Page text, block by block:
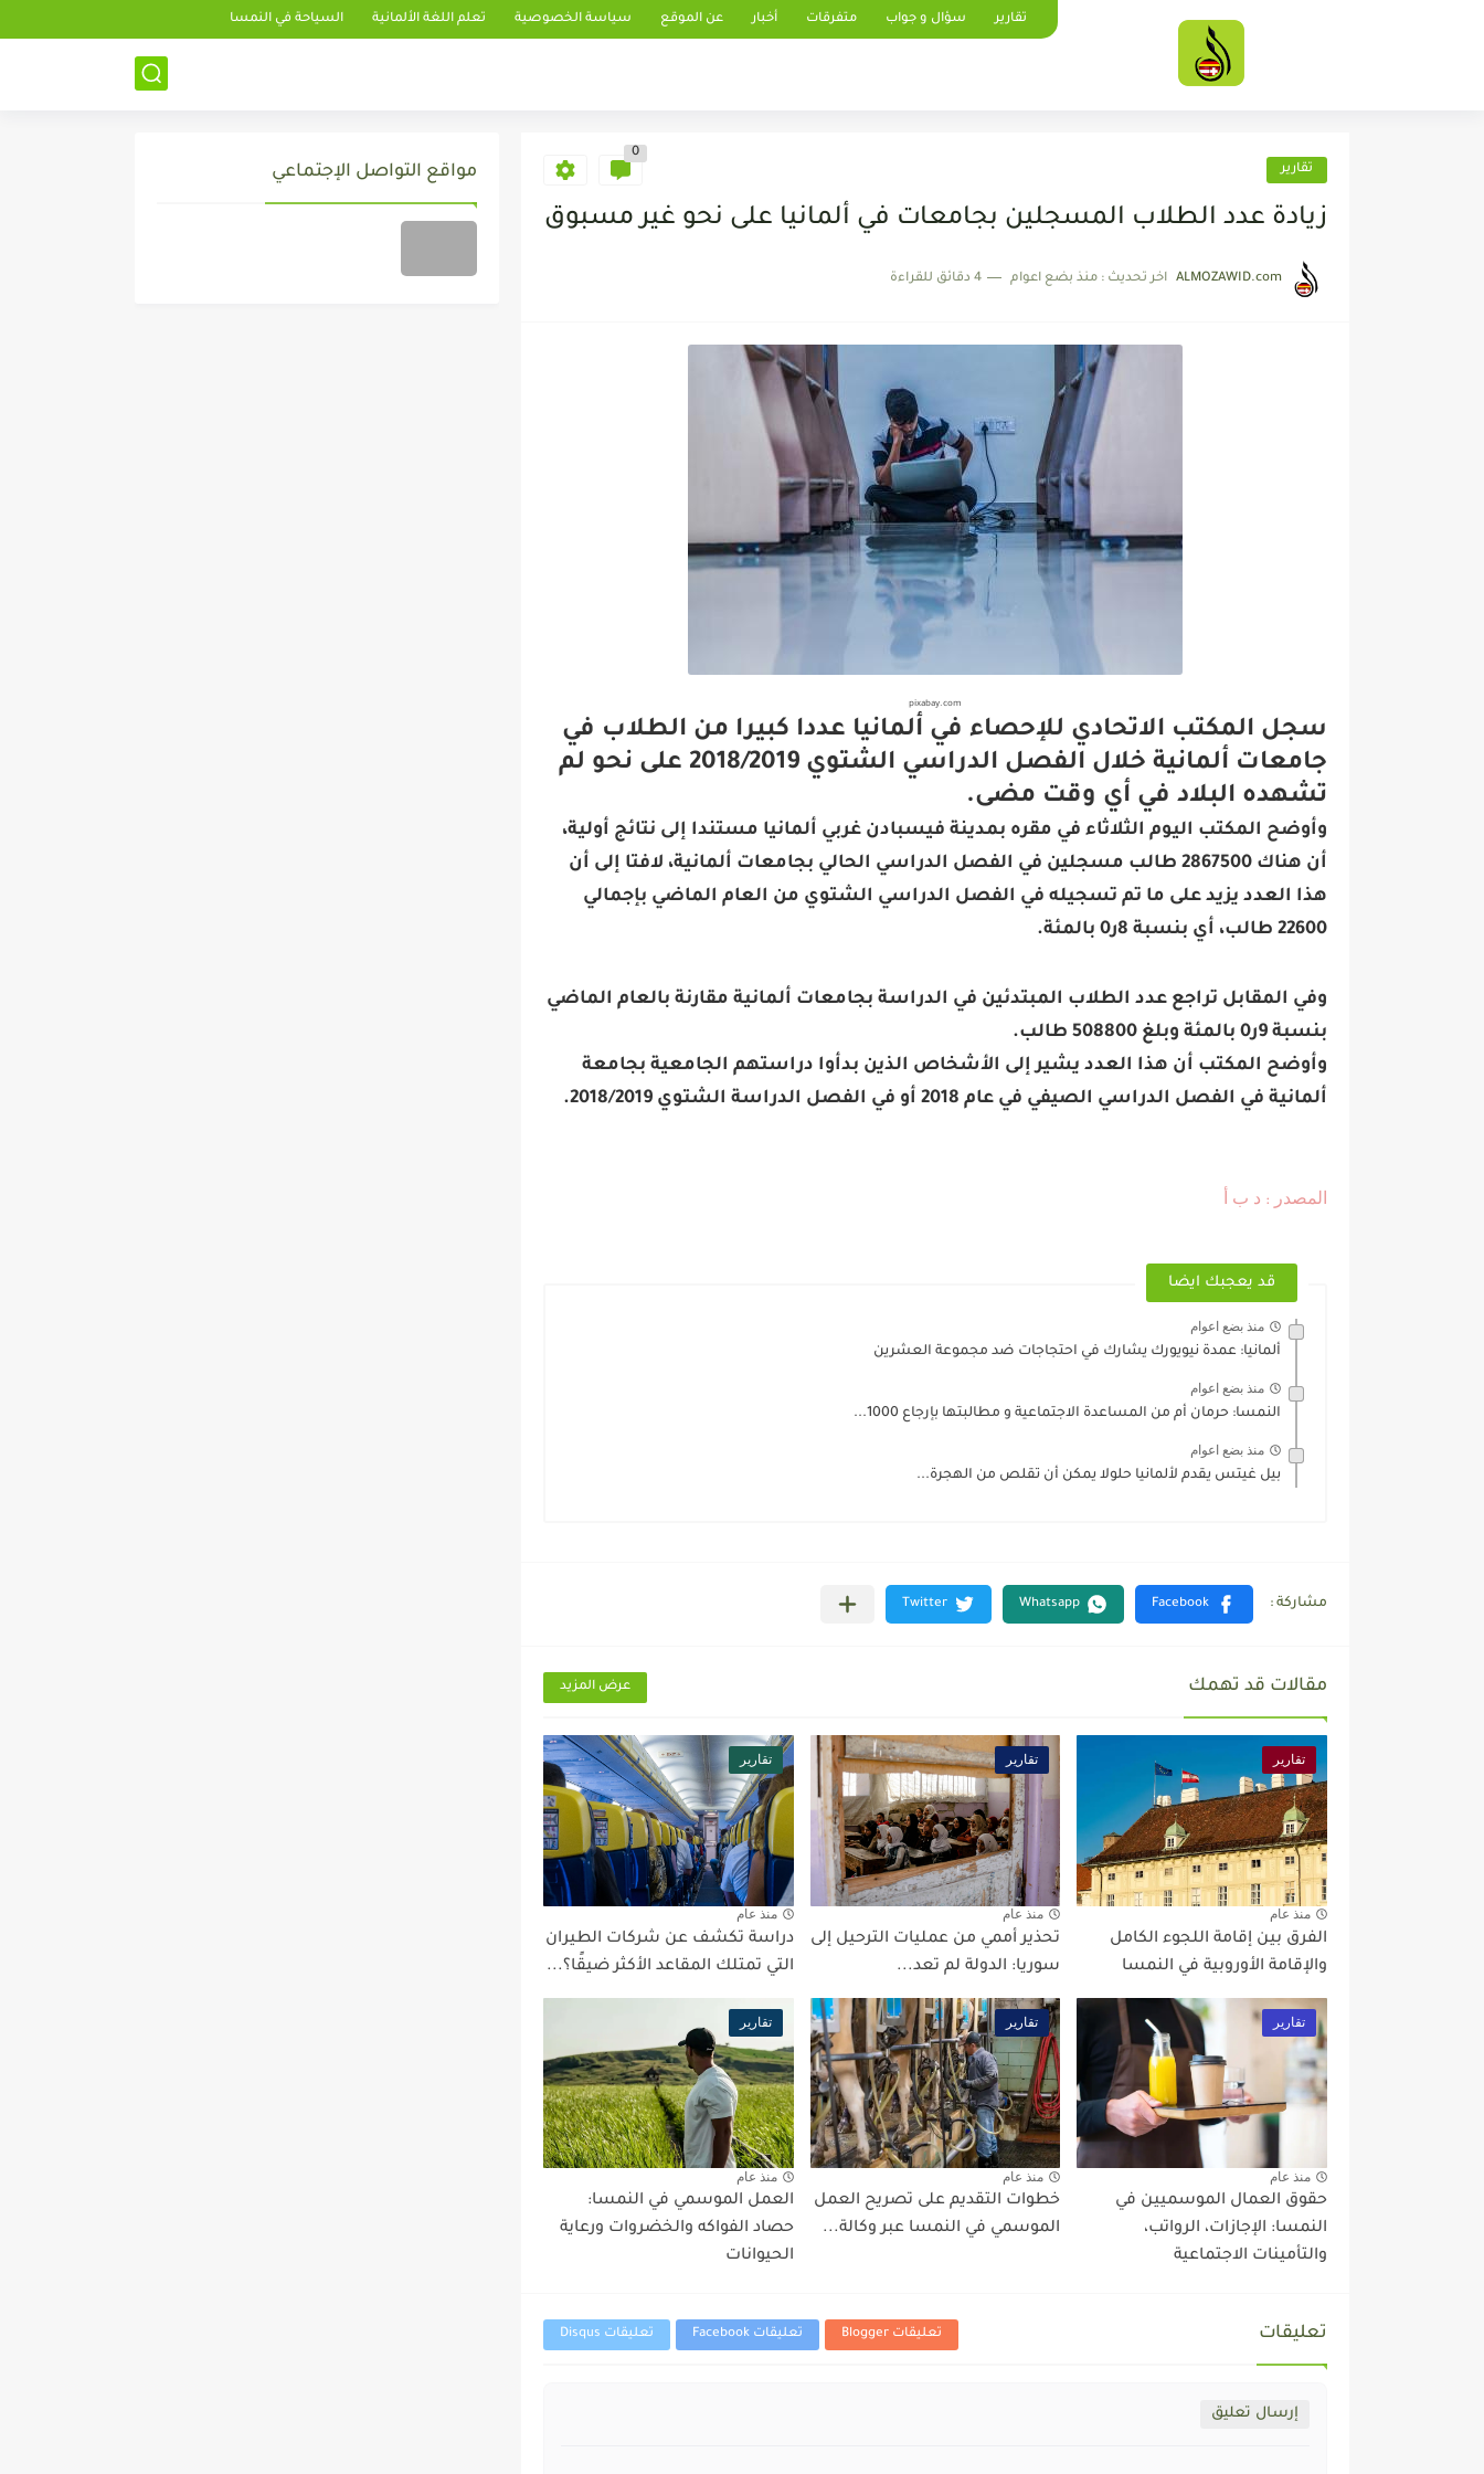
تقارير سؤال و جواب متفرقات أخبار عن الموقع سياسة الخصوصية تعلم اللغة الألمانية السياحة في النمسا
تقارير
0
زيادة عدد الطلاب المسجلين بجامعات في ألمانيا على نحو غير مسبوق
ALMOZAWID.com اخر تحديث : منذ بضع اعوام 4 دقائق للقراءة
pixabay.com
سجل المكتب الاتحادي للإحصاء في ألمانيا عددا كبيرا من الطلاب في
جامعات ألمانية خلال الفصل الدراسي الشتوي 2018/2019 على نحو لم
تشهده البلاد في أي وقت مضى.
وأوضح المكتب اليوم الثلاثاء في مقره بمدينة فيسبادن غربي ألمانيا مستندا إلى نتائج أولية،
أن هناك 2867500 طالب مسجلين في الفصل الدراسي الحالي بجامعات ألمانية، لافتا إلى أن
هذا العدد يزيد على ما تم تسجيله في الفصل الدراسي الشتوي من العام الماضي بإجمالي
22600 طالب، أي بنسبة 8ر0 بالمئة.
وفي المقابل تراجع عدد الطلاب المبتدئين في الدراسة بجامعات ألمانية مقارنة بالعام الماضي
بنسبة 9ر0 بالمئة وبلغ 508800 طالب.
وأوضح المكتب أن هذا العدد يشير إلى الأشخاص الذين بدأوا دراستهم الجامعية بجامعة
ألمانية في الفصل الدراسي الصيفي في عام 2018 أو في الفصل الدراسة الشتوي 2018/2019.
المصدر : د ب أ
قد يعجبك ايضا
منذ بضع اعوام
ألمانيا: عمدة نيويورك يشارك في احتجاجات ضد مجموعة العشرين
منذ بضع اعوام
النمسا: حرمان أم من المساعدة الاجتماعية و مطالبتها بإرجاع 1000...
منذ بضع اعوام
بيل غيتس يقدم لألمانيا حلولا يمكن أن تقلص من الهجرة...
مقالات قد تهمك عرض المزيد
تقارير
منذ عام
الفرق بين إقامة اللجوء الكامل
والإقامة الأوروبية في النمسا
تقارير
منذ عام
تحذير أممي من عمليات الترحيل إلى
سوريا: الدولة لم تعد...
تقارير
منذ عام
دراسة تكشف عن شركات الطيران
التي تمتلك المقاعد الأكثر ضيقًا؟...
تقارير
منذ عام
حقوق العمال الموسميين في
النمسا: الإجازات، الرواتب،
والتأمينات الاجتماعية
تقارير
منذ عام
خطوات التقديم على تصريح العمل
الموسمي في النمسا عبر وكالة...
تقارير
منذ عام
العمل الموسمي في النمسا:
حصاد الفواكه والخضروات ورعاية
الحيوانات
تعليقات تعليقات Blogger تعليقات Facebook تعليقات Disqus
إرسال تعليق
مواقع التواصل الإجتماعي